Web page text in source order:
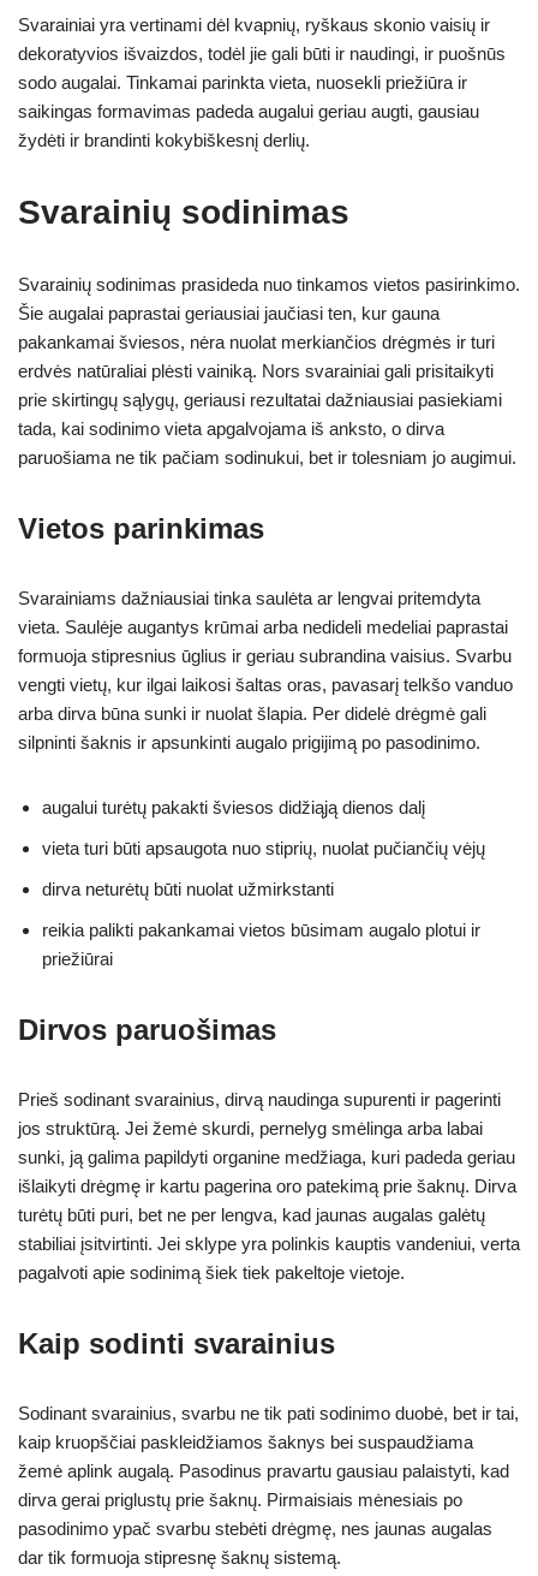
Svarainiai yra vertinami dėl kvapnių, ryškaus skonio vaisių ir
dekoratyvios išvaizdos, todėl jie gali būti ir naudingi, ir puošnūs
sodo augalai. Tinkamai parinkta vieta, nuosekli priežiūra ir
saikingas formavimas padeda augalui geriau augti, gausiau
žydėti ir brandinti kokybiškesnį derlių.
Svarainių sodinimas
Svarainių sodinimas prasideda nuo tinkamos vietos pasirinkimo.
Šie augalai paprastai geriausiai jaučiasi ten, kur gauna
pakankamai šviesos, nėra nuolat merkiančios drėgmės ir turi
erdvės natūraliai plėsti vainiką. Nors svarainiai gali prisitaikyti
prie skirtingų sąlygų, geriausi rezultatai dažniausiai pasiekiami
tada, kai sodinimo vieta apgalvojama iš anksto, o dirva
paruošiama ne tik pačiam sodinukui, bet ir tolesniam jo augimui.
Vietos parinkimas
Svarainiams dažniausiai tinka saulėta ar lengvai pritemdyta
vieta. Saulėje augantys krūmai arba nedideli medeliai paprastai
formuoja stipresnius ūglius ir geriau subrandina vaisius. Svarbu
vengti vietų, kur ilgai laikosi šaltas oras, pavasarį telkšo vanduo
arba dirva būna sunki ir nuolat šlapia. Per didelė drėgmė gali
silpninti šaknis ir apsunkinti augalo prigijimą po pasodinimo.
augalui turėtų pakakti šviesos didžiąją dienos dalį
vieta turi būti apsaugota nuo stiprių, nuolat pučiančių vėjų
dirva neturėtų būti nuolat užmirkstanti
reikia palikti pakankamai vietos būsimam augalo plotui ir
priežiūrai
Dirvos paruošimas
Prieš sodinant svarainius, dirvą naudinga supurenti ir pagerinti
jos struktūrą. Jei žemė skurdi, pernelyg smėlinga arba labai
sunki, ją galima papildyti organine medžiaga, kuri padeda geriau
išlaikyti drėgmę ir kartu pagerina oro patekimą prie šaknų. Dirva
turėtų būti puri, bet ne per lengva, kad jaunas augalas galėtų
stabiliai įsitvirtinti. Jei sklype yra polinkis kauptis vandeniui, verta
pagalvoti apie sodinimą šiek tiek pakeltoje vietoje.
Kaip sodinti svarainius
Sodinant svarainius, svarbu ne tik pati sodinimo duobė, bet ir tai,
kaip kruopščiai paskleidžiamos šaknys bei suspaudžiama
žemė aplink augalą. Pasodinus pravartu gausiau palaistyti, kad
dirva gerai priglustų prie šaknų. Pirmaisiais mėnesiais po
pasodinimo ypač svarbu stebėti drėgmę, nes jaunas augalas
dar tik formuoja stipresnę šaknų sistemą.